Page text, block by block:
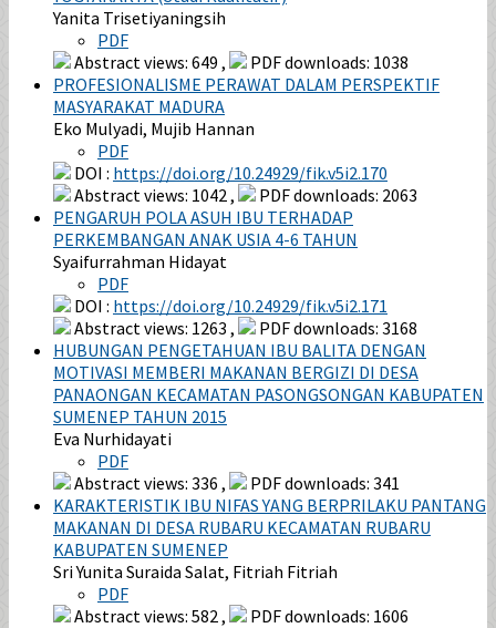
Yanita Trisetiyaningsih
PDF
Abstract views: 649 ,
PDF downloads: 1038
PROFESIONALISME PERAWAT DALAM PERSPEKTIF
MASYARAKAT MADURA
Eko Mulyadi, Mujib Hannan
PDF
DOI : https://doi.org/10.24929/fik.v5i2.170
Abstract views: 1042 ,
PDF downloads: 2063
PENGARUH POLA ASUH IBU TERHADAP
PERKEMBANGAN ANAK USIA 4-6 TAHUN
Syaifurrahman Hidayat
PDF
DOI : https://doi.org/10.24929/fik.v5i2.171
Abstract views: 1263 ,
PDF downloads: 3168
HUBUNGAN PENGETAHUAN IBU BALITA DENGAN
MOTIVASI MEMBERI MAKANAN BERGIZI DI DESA
PANAONGAN KECAMATAN PASONGSONGAN KABUPATEN
SUMENEP TAHUN 2015
Eva Nurhidayati
PDF
Abstract views: 336 ,
PDF downloads: 341
KARAKTERISTIK IBU NIFAS YANG BERPRILAKU PANTANG
MAKANAN DI DESA RUBARU KECAMATAN RUBARU
KABUPATEN SUMENEP
Sri Yunita Suraida Salat, Fitriah Fitriah
PDF
Abstract views: 582 ,
PDF downloads: 1606